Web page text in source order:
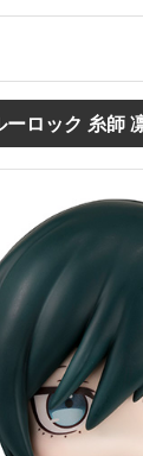
ーロック 糸師